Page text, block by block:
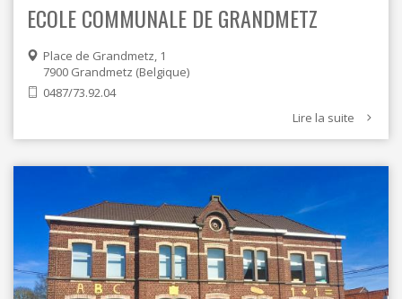
ECOLE COMMUNALE DE GRANDMETZ
Place de Grandmetz, 1
7900 Grandmetz Belgique
0487/73.92.04
Lire la suite